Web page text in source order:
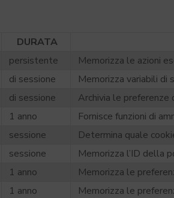
DURATA
persistente Memorizza le azioni
di sessione Memorizza variabili di
di sessione Archivia le preferenze
1 anno Fornisce funzioni di
sessione Determina quale
sessione Memorizza l’ID della
1 anno Memorizza le
1 anno Memorizza le